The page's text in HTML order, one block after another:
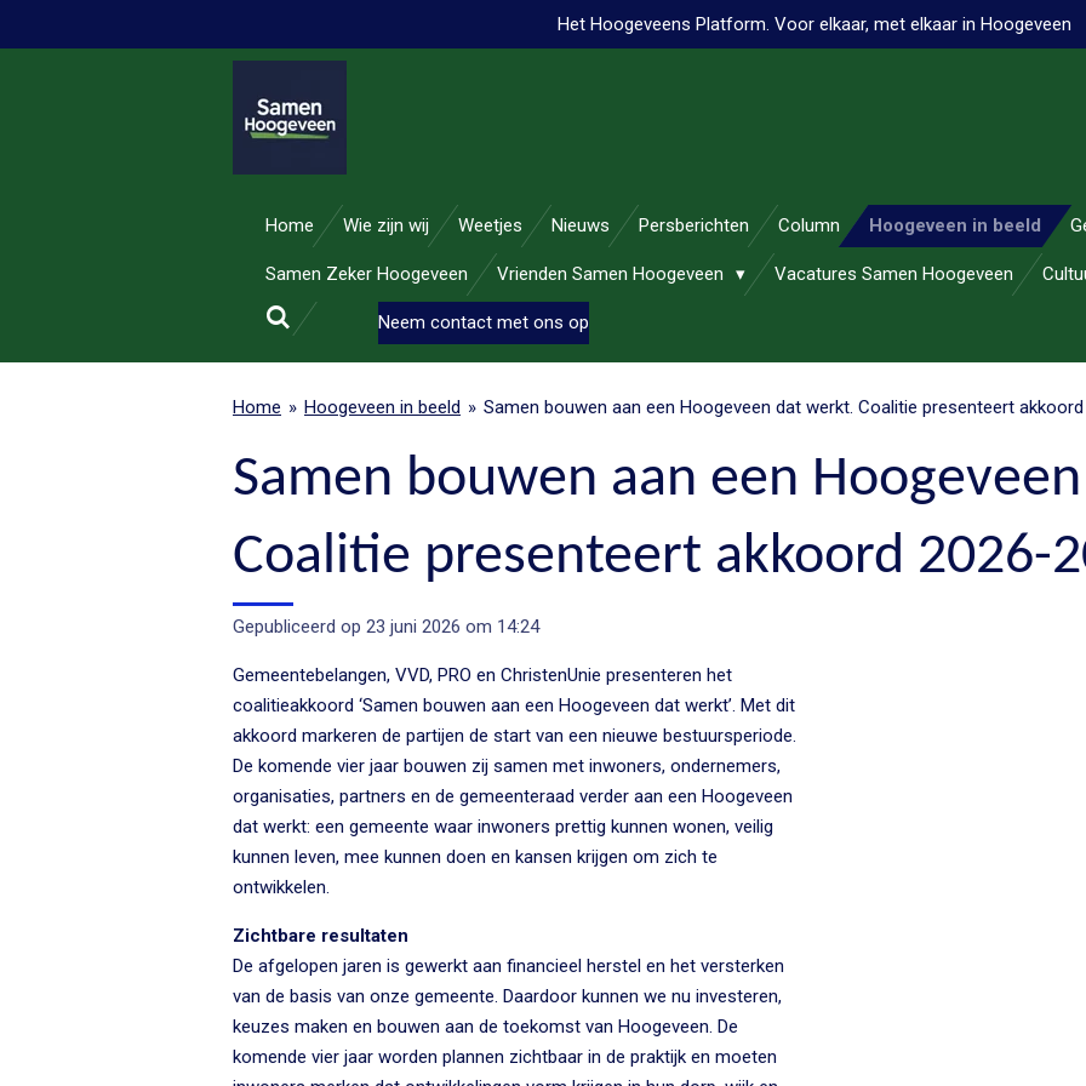
Het Hoogeveens Platform. Voor elkaar, met elkaar in Hoogeveen
Home Wie zijn wij Weetjes Nieuws Persberichten Column Hoogeveen in beeld
Samen Zeker Hoogeveen Vrienden Samen Hoogeveen Vacatures Samen Hoogeveen
Neem contact met ons op
Home » Hoogeveen in beeld » Samen bouwen aan een Hoogeveen dat werkt. Coalitie presenteert
Samen bouwen aan een
Coalitie presenteert akkoord 2026-
Gepubliceerd op 23 juni 2026 om 14:24
Gemeentebelangen, VVD, PRO en ChristenUnie presenteren het
coalitieakkoord ‘Samen bouwen aan een Hoogeveen dat werkt’. Met dit
akkoord markeren de partijen de start van een nieuwe bestuursperiode.
De komende vier jaar bouwen zij samen met inwoners, ondernemers,
organisaties, partners en de gemeenteraad verder aan een Hoogeveen
dat werkt: een gemeente waar inwoners prettig kunnen wonen, veilig
kunnen leven, mee kunnen doen en kansen krijgen om zich te
ontwikkelen.
Zichtbare resultaten
De afgelopen jaren is gewerkt aan financieel herstel en het versterken
van de basis van onze gemeente. Daardoor kunnen we nu investeren,
keuzes maken en bouwen aan de toekomst van Hoogeveen. De
komende vier jaar worden plannen zichtbaar in de praktijk en moeten